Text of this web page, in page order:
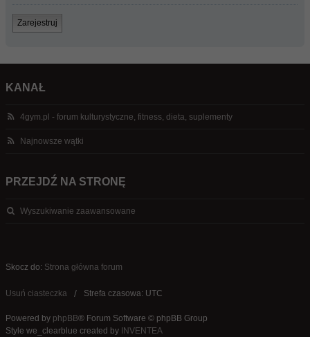
Zarejestruj
KANAŁ
4gym.pl - forum kulturystyczne, fitness, dieta, suplementy
Najnowsze wątki
PRZEJDŹ NA STRONĘ
Wyszukiwanie zaawansowane
Skocz do: Strona główna forum
Usuń ciasteczka Strefa czasowa: UTC
Powered by phpBB® Forum Software © phpBB Group
Style we_clearblue created by INVENTEA